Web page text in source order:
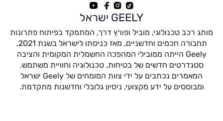
GEELY ישראל
מותג רכב טכנולוגי, מוביל ופורץ דרך, המתמקד בפיתוח פתרונות
תחבורה חכמים וחדשניים. מאז כניסתו לישראל בשנת 2021,
Geely הייתה ממובילי המהפכה החשמלית המקומית והציבה
סטנדרטים חדשים של בטיחות, טכנולוגיה וחוויית משתמש.
המאמרים נכתבים על ידי צוות המומחים של Geely ישראל
ומבוססים על ידע מקצועי, ניסיון גלובלי וחדשנות מתקדמת.